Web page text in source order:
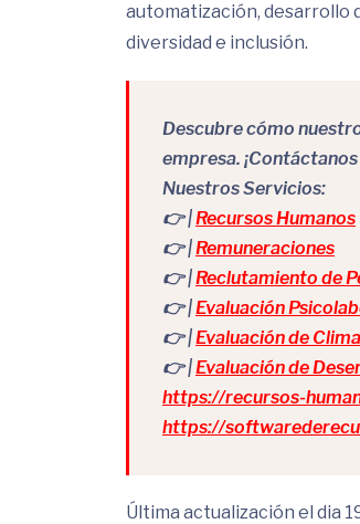
automatización, desarrollo
diversidad e inclusión.
Descubre cómo
empresa. ¡Contáctanos
Nuestros Servicios:
👉 |Recursos Humanos
👉 |Remuneraciones
👉 |Reclutamiento de
👉 |Evaluación
👉 |Evaluación de
👉 |Evaluación de
https://recursos-
https://
Última actualización el dia